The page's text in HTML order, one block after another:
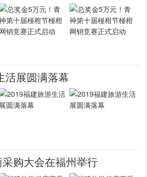
活展圆满落幕
购大会在福州举行